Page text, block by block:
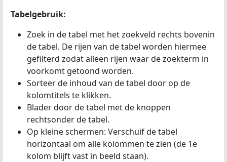
Tabelgebruik:
Zoek in de tabel met het zoekveld rechts bovenin
de tabel. De rijen van de tabel worden hiermee
gefilterd zodat alleen rijen waar de zoekterm in
voorkomt getoond worden.
Sorteer de inhoud van de tabel door op de
kolomtitels te klikken.
Blader door de tabel met de knoppen
rechtsonder de tabel.
Op kleine schermen: Verschuif de tabel
horizontaal om alle kolommen te zien (de 1e
kolom blijft vast in beeld staan).